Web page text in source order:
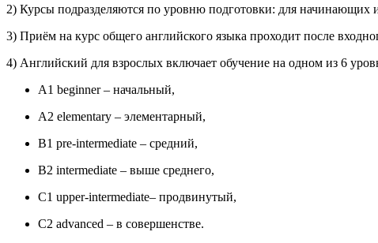
2) Курсы подразделяются по уровню подготовки: для
3) Приём на курс общего английского языка проходит после
4) Английский для взрослых включает обучение на одном из 6
А1 beginner – начальный,
А2 elementary – элементарный,
В1 pre-intermediate – средний,
В2 intermediate – выше среднего,
С1 upper-intermediate– продвинутый,
С2 advanced – в совершенстве.